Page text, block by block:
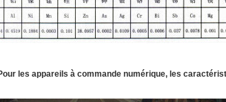
les appareils à commande numérique, les